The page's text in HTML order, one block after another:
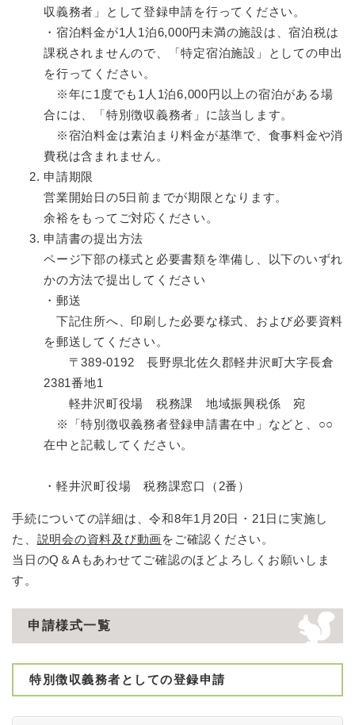
収義務者」として登録申請を行ってください。
・宿泊料金が1人1泊6,000円未満の施設は、宿泊税は
課税されませんので、「特定宿泊施設」としての申出
を行ってください。
※年に1度でも1人1泊6,000円以上の宿泊がある場
合には、「特別徴収義務者」に該当します。
※宿泊料金は素泊まり料金が基準で、食事料金や消
費税は含まれません。
申請期限​
営業開始日の5日前までが期限となります。
余裕をもってご対応ください。
申請書の提出方法
ページ下部の様式と必要書類を準備し、以下のいずれ
かの方法で提出してください
・郵送
下記住所へ、印刷した必要な様式、および必要資料
を郵送してください。
〒389-0192 長野県北佐久郡軽井沢町大字長倉
2381番地1
軽井沢町役場 税務課 地域振興税係 宛
※「特別徴収義務者登録申請書在中」などと、○○
在中と記載してください。
・軽井沢町役場 税務課窓口（2番）
手続についての詳細は、令和8年1月20日・21日に実施し
た、 説明会の資料及び動画をご確認ください。
当日のQ＆Aもあわせてご確認のほどよろしくお願いしま
す。
申請様式一覧
特別徴収義務者としての登録申請